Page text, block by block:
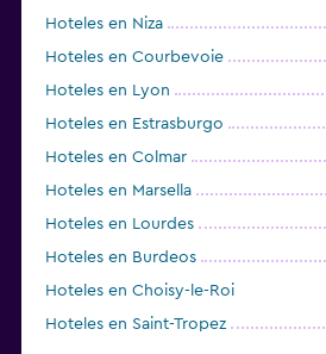
Hoteles en Niza
Hoteles en Courbevoie
Hoteles en Lyon
Hoteles en Estrasburgo
Hoteles en Colmar
Hoteles en Marsella
Hoteles en Lourdes
Hoteles en Burdeos
Hoteles en Choisy-le-Roi
Hoteles en Saint-Tropez